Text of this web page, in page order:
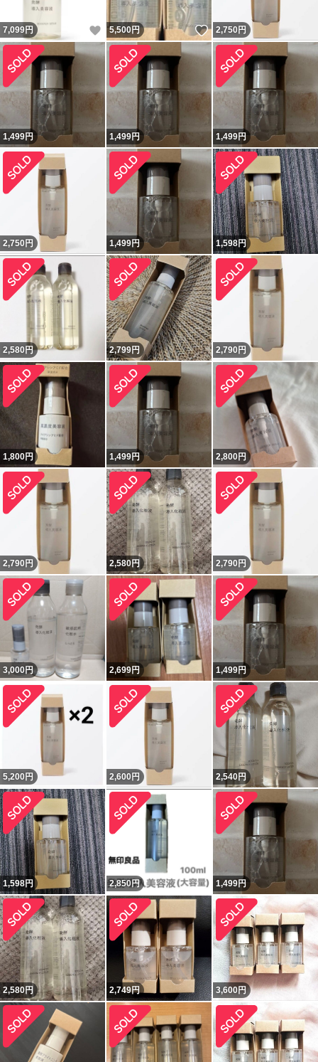
7,099円 いいね！
5,500円 いいね！
2,750 円
1,499円 1,499円 1,499円
2,750 円 1,499円 1,598円
2,580 円 2,799円 2,790 円
1,800円 1,499円 2,800円
2,790 円 2,580円 2,790 円
3,000円 2,699円 1,499円
5,200 円 2,600 円 2,540円
1,598円 2,850円 1,499円
2,580円 2,749円 3,600円